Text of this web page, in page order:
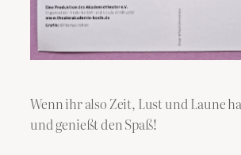
Wenn ihr also Zeit, Lust und Laune
und genießt den Spaß!